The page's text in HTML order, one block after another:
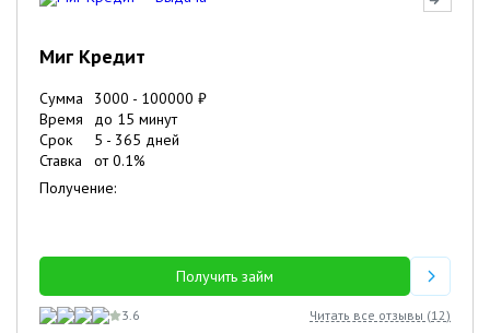
Миг Кредит
Сумма 3000 - 100000 ₽
Время
до 15 минут
Срок
5 - 365 дней
Ставка
от0.1%
Получение:
Получить займ
3.6 Читать все отзывы (12)